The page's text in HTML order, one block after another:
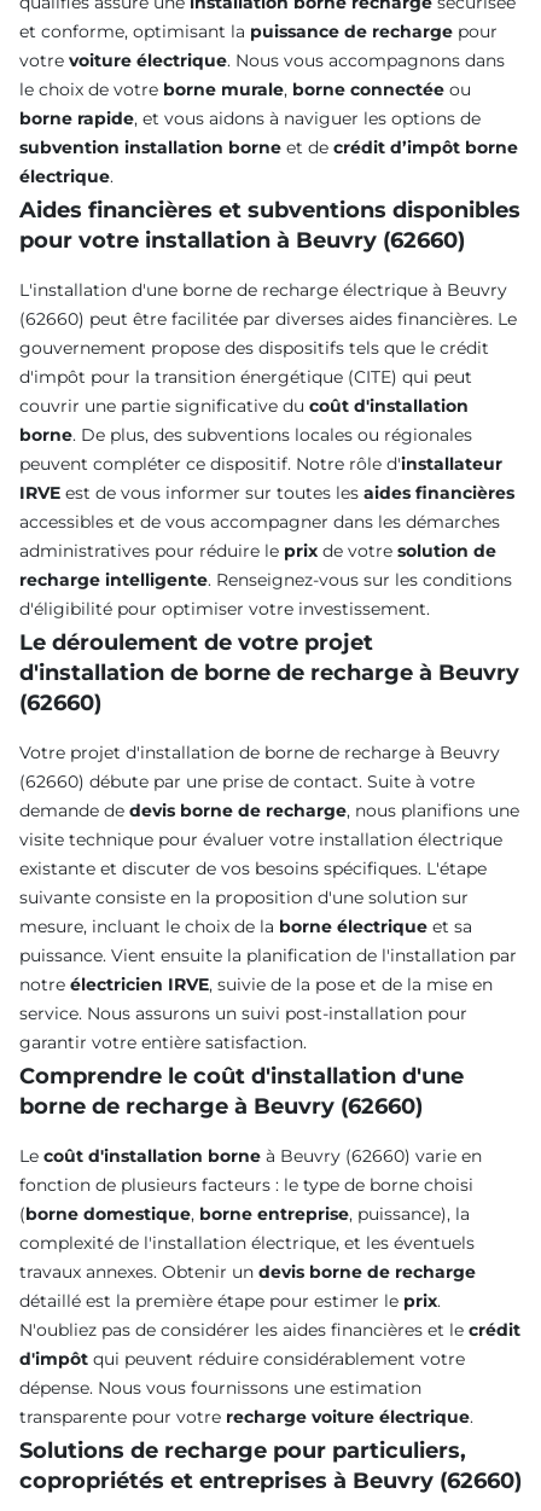
et conforme, optimisant la puissance de recharge pour
votre voiture électrique. Nous vous accompagnons dans
le choix de votre borne murale, borne connectée ou
borne rapide, et vous aidons à naviguer les options de
subvention installation borne et de crédit d’impôt borne
électrique.
Aides financières et subventions disponibles
pour votre installation à Beuvry (62660)
L'installation d'une borne de recharge électrique à Beuvry
(62660) peut être facilitée par diverses aides financières. Le
gouvernement propose des dispositifs tels que le crédit
d'impôt pour la transition énergétique (CITE) qui peut
couvrir une partie significative du coût d'installation
borne. De plus, des subventions locales ou régionales
peuvent compléter ce dispositif. Notre rôle d'installateur
IRVE est de vous informer sur toutes les aides financières
accessibles et de vous accompagner dans les démarches
administratives pour réduire le prix de votre solution de
recharge intelligente. Renseignez-vous sur les conditions
d'éligibilité pour optimiser votre investissement.
Le déroulement de votre projet
d'installation de borne de recharge à Beuvry
(62660)
Votre projet d'installation de borne de recharge à Beuvry
(62660) débute par une prise de contact. Suite à votre
demande de devis borne de recharge, nous planifions une
visite technique pour évaluer votre installation électrique
existante et discuter de vos besoins spécifiques. L'étape
suivante consiste en la proposition d'une solution sur
mesure, incluant le choix de la borne électrique et sa
puissance. Vient ensuite la planification de l'installation par
notre électricien IRVE, suivie de la pose et de la mise en
service. Nous assurons un suivi post-installation pour
garantir votre entière satisfaction.
Comprendre le coût d'installation d'une
borne de recharge à Beuvry (62660)
Le coût d'installation borne à Beuvry (62660) varie en
fonction de plusieurs facteurs : le type de borne choisi
(borne domestique, borne entreprise, puissance), la
complexité de l'installation électrique, et les éventuels
travaux annexes. Obtenir un devis borne de recharge
détaillé est la première étape pour estimer le prix.
N'oubliez pas de considérer les aides financières et le crédit
d'impôt qui peuvent réduire considérablement votre
dépense. Nous vous fournissons une estimation
transparente pour votre recharge voiture électrique.
Solutions de recharge pour particuliers,
copropriétés et entreprises à Beuvry (62660)